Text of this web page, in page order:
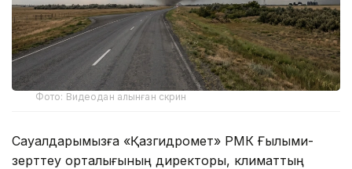
Фото: Видеодан алынған скрин
Сауалдарымызға «Қазгидромет» РМК Ғылыми-
зерттеу орталығының директоры, климаттың